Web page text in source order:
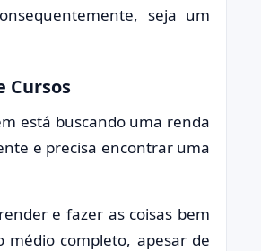
seja um
Cursos
está buscando uma renda
e precisa encontrar uma
e fazer as coisas bem
completo, apesar de